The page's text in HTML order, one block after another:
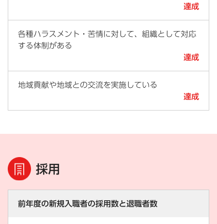
達成
各種ハラスメント・苦情に対して、組織として対応
する体制がある
達成
地域貢献や地域との交流を実施している
達成
採用
前年度の新規入職者の採用数と退職者数